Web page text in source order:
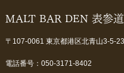
MALT BAR DEN 表参道
〒107-0061 東京都港区北青山3-5-
電話番号：050-3171-8402